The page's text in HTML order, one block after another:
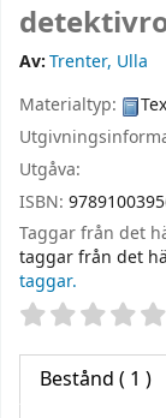
Av:Trenter, Ulla
Materialtyp:
Utgåva:
ISBN:
Taggar från det
taggar från det
taggar.
Betyg
Bestånd ( 1 )